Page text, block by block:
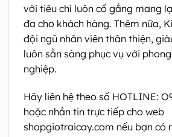
với tiêu chí luôn cố gắng mang
đa cho khách hàng. Thêm nữa,
đội ngũ nhân viên thân thiện,
luôn sẵn sàng phục vụ với
nghiệp.
Hãy liên hệ theo số HOTLINE:
hoặc nhắn tin trực tiếp cho web
shopgiotraicay.com nếu bạn có